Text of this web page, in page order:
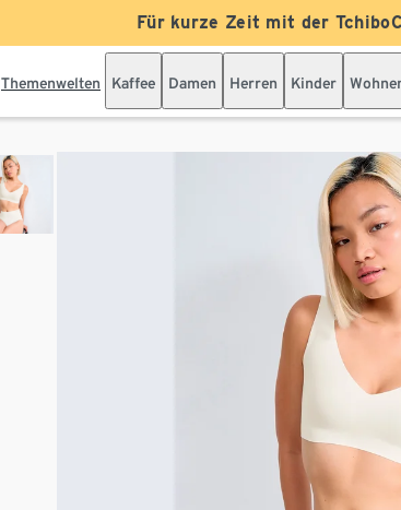
Für kurze Zeit mit der
Themenwelten Kaffee Damen Herren Kinder